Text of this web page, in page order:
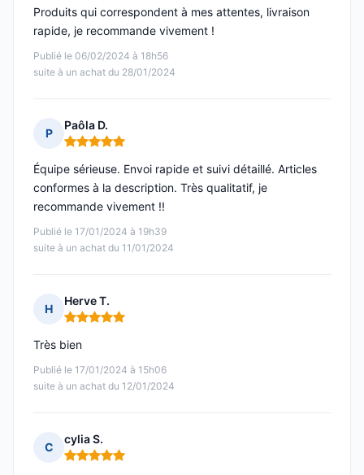
Publié le 06/02/2024 à 18h56
suite à un achat du 28/01/2024
Produits qui correspondent à mes attentes, livraison
rapide, je recommande vivement !
P
Paôla D.
Note : 5 sur 5
Publié le 17/01/2024 à 19h39
suite à un achat du 11/01/2024
Équipe sérieuse. Envoi rapide et suivi détaillé. Articles
conformes à la description. Très qualitatif, je
recommande vivement !!
H
Herve T.
Note : 5 sur 5
Publié le 17/01/2024 à 15h06
suite à un achat du 12/01/2024
Très bien
C
cylia S.
Note : 5 sur 5